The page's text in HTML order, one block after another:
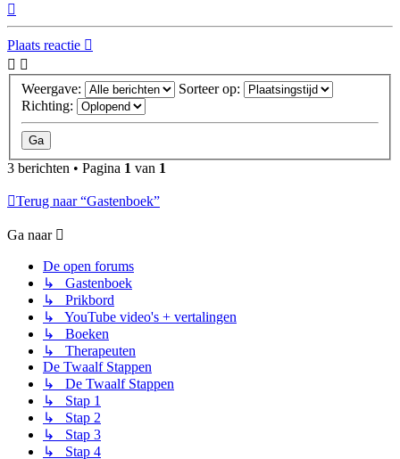
Plaats reactie
Weergave:
Sorteer op:
Richting:
3 berichten • Pagina 1 van 1
Terug naar “Gastenboek”
Ga naar
De open forums
↳ Gastenboek
↳ Prikbord
↳ YouTube video's + vertalingen
↳ Boeken
↳ Therapeuten
De Twaalf Stappen
↳ De Twaalf Stappen
↳ Stap 1
↳ Stap 2
↳ Stap 3
↳ Stap 4